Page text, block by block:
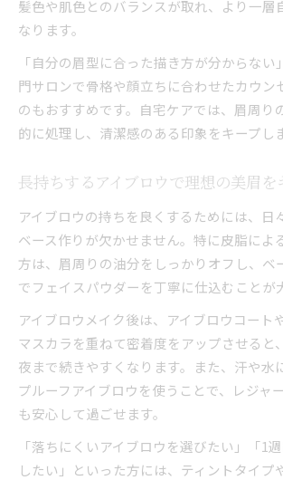
髪色や肌色とのバランスが取れ、より一層
なります。
「自分の眉型に合った描き方が分からな
門サロンで骨格や顔立ちに合わせたカウン
のもおすすめです。自宅ケアでは、眉周り
的に処理し、清潔感のある印象をキープし
長持ちするアイブロウで理想の美眉を
アイブロウの持ちを良くするためには、日
ベース作りが欠かせません。特に皮脂によ
方は、眉周りの油分をしっかりオフし、ベ
でフェイスパウダーを丁寧に仕込むことが
アイブロウメイク後は、アイブロウコート
マスカラを重ねて密着度をアップさせると
夜まで続きやすくなります。また、汗や水
プルーフアイブロウを使うことで、レジャ
も安心して過ごせます。
「落ちにくいアイブロウを選びたい」「1
したい」といった方には、ティントタイプ